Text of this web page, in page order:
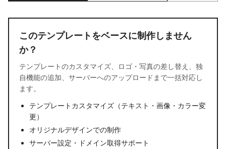
このテンプレートをベースに制作しません
か？
テンプレートのカスタマイズ、ロゴ・写真の差し替え、独
自機能の追加、サーバーへのアップロードまで一括対応し
ます。
テンプレートカスタマイズ（テキスト・画像・カラー変
更）
オリジナルデザインでの制作
サーバー設定・ドメイン取得サポート